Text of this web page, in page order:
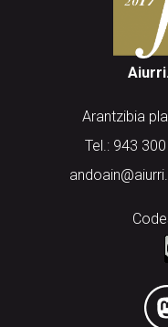
Arantzibia
Tel.: 943